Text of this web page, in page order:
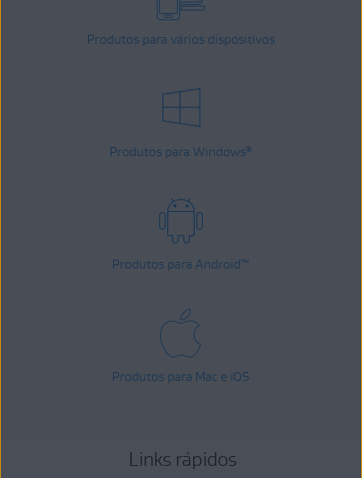
Produtos para vários dispositivos
Produtos para Windows®
Produtos para Android™
Produtos para Mac e iOS
Links rápidos